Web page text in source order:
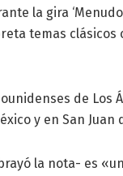
la gira
temas clásicos
de Los
y en San Juan
la nota- es